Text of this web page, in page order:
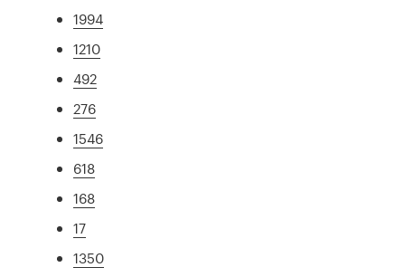
1994
1210
492
276
1546
618
168
17
1350